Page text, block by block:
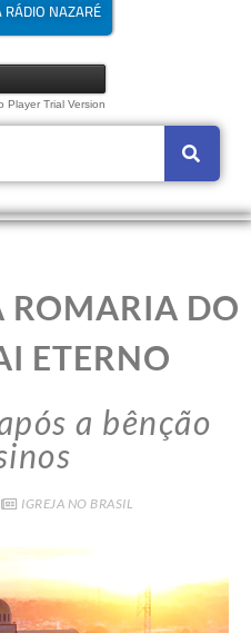
NAZARÉ
Player Trial Version
ROMARIA DO
ETERNO
a bênção
IGREJA NO BRASIL